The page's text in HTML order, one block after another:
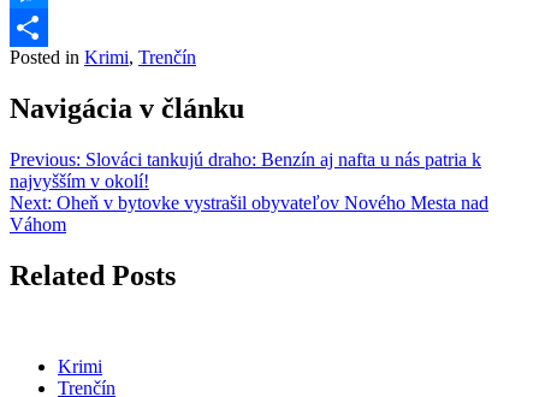
Messenger
Share
Posted in Krimi, Trenčín
Navigácia v článku
Previous: Slováci tankujú draho: Benzín aj nafta u nás patria k
najvyšším v okolí!
Next: Oheň v bytovke vystrašil obyvateľov Nového Mesta nad
Váhom
Related Posts
Krimi
Trenčín